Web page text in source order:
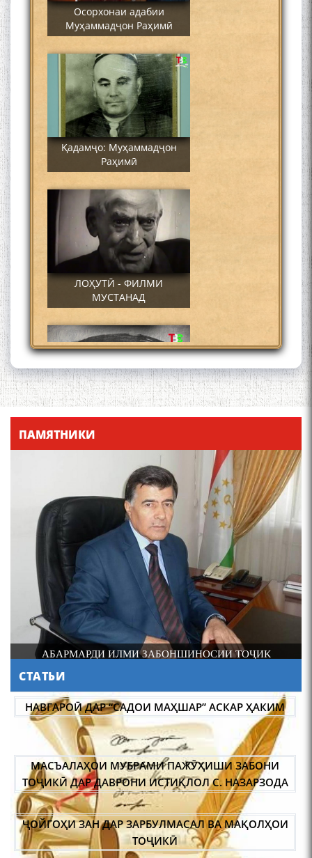
Осорхонаи адабии
Муҳаммадҷон Раҳимӣ
Қадамҷо: Муҳаммадҷон
Раҳимӣ
ЛОҲУТӢ - ФИЛМИ
МУСТАНАД
Қадамҷо - Лоҳутӣ
4-уми декабр- зодрӯзи
шоири абадзинда Абулқосим
Лоҳутӣ
АБУЛҚОСИМ ЛОҲУТӢ /
ABULQOSIM LOHUTY/
Что знают в Ташкенте о
Мирзо Турсунзаде, чьим
именем назвали станцию
ПАМЯТНИКИ
АБАРМАРДИ ИЛМИ ЗАБОНШИНОСИИ ТОҶИК
СТАТЬИ
НАВГАРОӢ ДАР “САДОИ МАҲШАР” АСКАР ҲАКИМ
МАСЪАЛАҲОИ МУБРАМИ ПАЖӮҲИШИ ЗАБОНИ
ТОҶИКӢ ДАР ДАВРОНИ ИСТИҚЛОЛ С. НАЗАРЗОДА
ҶОЙГОҲИ ЗАН ДАР ЗАРБУЛМАСАЛ ВА МАҚОЛҲОИ
ТОҶИКӢ